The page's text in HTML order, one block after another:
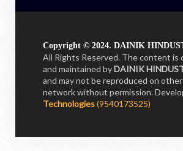
Copyright © 2024. DAINIK
All Rights Reserved. The content is
and maintained byDAINIK
and may not be reproduced on
network without permission.
Technologies(9540173525)